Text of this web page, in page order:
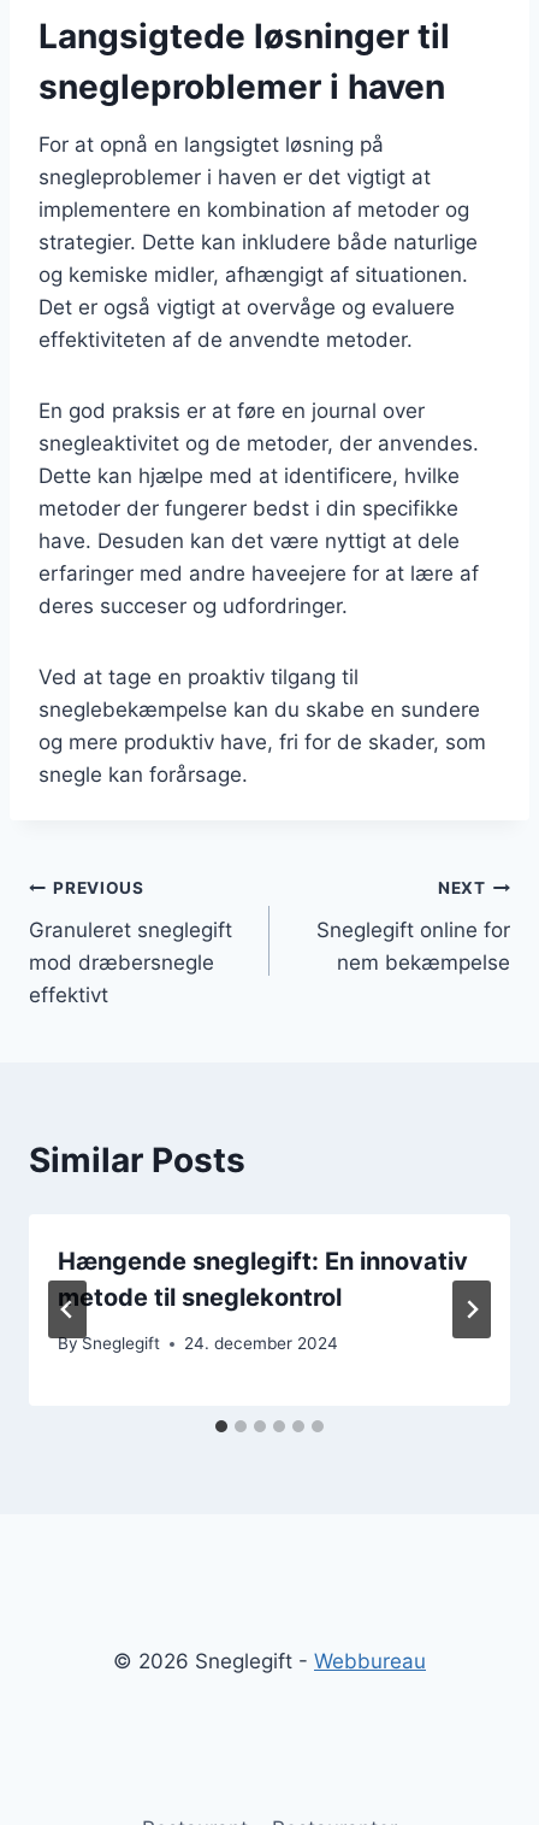
Langsigtede løsninger til
snegleproblemer i haven
For at opnå en langsigtet løsning på
snegleproblemer i haven er det vigtigt at
implementere en kombination af metoder og
strategier. Dette kan inkludere både naturlige
og kemiske midler, afhængigt af situationen.
Det er også vigtigt at overvåge og evaluere
effektiviteten af de anvendte metoder.
En god praksis er at føre en journal over
snegleaktivitet og de metoder, der anvendes.
Dette kan hjælpe med at identificere, hvilke
metoder der fungerer bedst i din specifikke
have. Desuden kan det være nyttigt at dele
erfaringer med andre haveejere for at lære af
deres succeser og udfordringer.
Ved at tage en proaktiv tilgang til
sneglebekæmpelse kan du skabe en sundere
og mere produktiv have, fri for de skader, som
snegle kan forårsage.
Indlægsnavigation
PREVIOUS
Granuleret sneglegift
mod dræbersnegle
effektivt
NEXT
Sneglegift online for
nem bekæmpelse
Similar Posts
Hængende sneglegift: En innovativ
metode til sneglekontrol
BySneglegift 24. december 2024
© 2026 Sneglegift - Webbureau